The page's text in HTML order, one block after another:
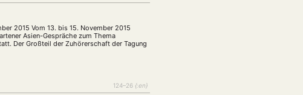
2015 Vom 13. bis 15. November 2015
Asien-Gespräche zum Thema
Der Großteil der Zuhörerschaft der Tagung
124–26 {:en}